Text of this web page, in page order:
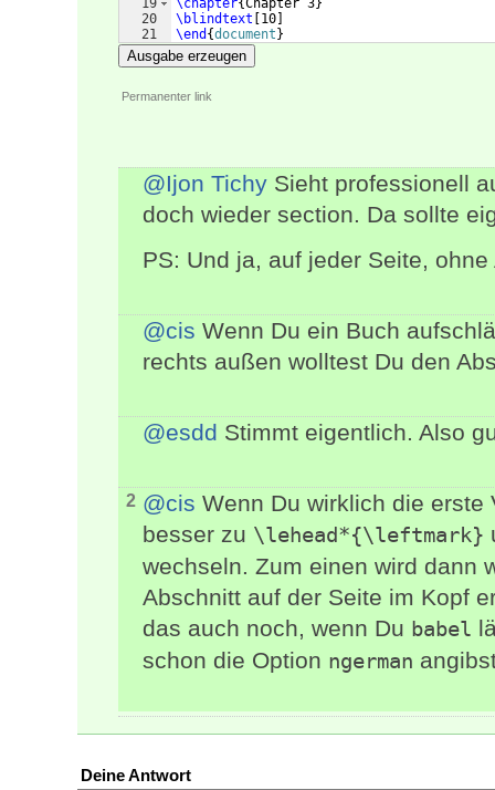
19
20
21
\chapter{Chapter 3}
\blindtext
10
\end {document }
Ausgabe erzeugen
Permanenter link
@Ijon Tichy Sieht professionell
doch wieder section. Da sollte
PS: Und ja, auf jeder Seite,
@cis Wenn Du ein Buch
rechts außen wolltest Du den
@esdd Stimmt eigentlich. Also
2 @cis Wenn Du wirklich die erste
besser zu \lehead*{\leftmark}
wechseln. Zum einen wird dann
Abschnitt auf der Seite im Kopf
das auch noch, wenn Du babel
schon die Option ngerman
Deine Antwort